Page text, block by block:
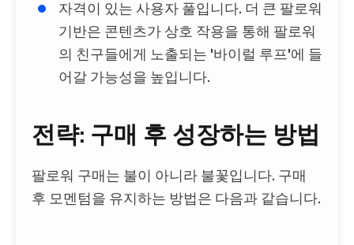
자격이 있는 사용자 풀입니다. 더 큰 팔로워
기반은 콘텐츠가 상호 작용을 통해 팔로워
의 친구들에게 노출되는 '바이럴 루프'에 들
어갈 가능성을 높입니다.
전략: 구매 후 성장하는 방법
팔로워 구매는 불이 아니라 불꽃입니다. 구매
후 모멘텀을 유지하는 방법은 다음과 같습니다.